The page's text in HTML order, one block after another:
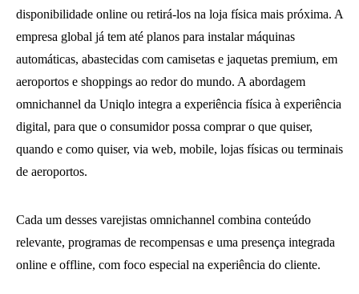
disponibilidade online ou retirá-los na loja física mais próxima. A
empresa global já tem até planos para instalar máquinas
automáticas, abastecidas com camisetas e jaquetas premium, em
aeroportos e shoppings ao redor do mundo. A abordagem
omnichannel da Uniqlo integra a experiência física à experiência
digital, para que o consumidor possa comprar o que quiser,
quando e como quiser, via web, mobile, lojas físicas ou terminais
de aeroportos.
Cada um desses varejistas omnichannel combina conteúdo
relevante, programas de recompensas e uma presença integrada
online e offline, com foco especial na experiência do cliente.